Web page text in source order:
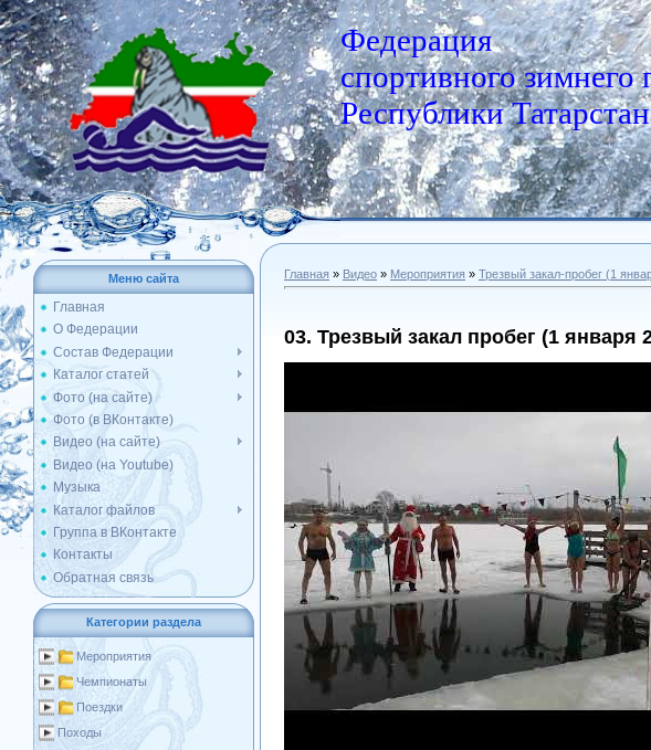
Федерация
спортивного зимнего
Республики Татарстан
Меню сайта
Главная
О Федерации
Состав Федерации
Каталог статей
Фото (на сайте)
Фото (в ВКонтакте)
Видео (на сайте)
Видео (на Youtube)
Музыка
Каталог файлов
Группа в ВКонтакте
Контакты
Обратная связь
Категории раздела
Мероприятия
Чемпионаты
Поездки
Походы
Главная » Видео » Мероприятия » Трезвый закал-пробег (1
03. Трезвый закал пробег (1 января